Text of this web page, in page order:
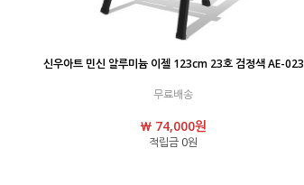
신우아트 민신 알루미늄 이젤 123cm 23호 검정색 AE-023
무료배송
￦ 74,000원
적립금 0원